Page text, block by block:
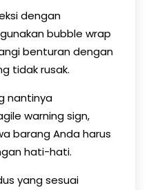
dengan
bubble wrap
benturan dengan
tidak rusak.
nantinya
warning sign,
barang Anda harus
hati-hati.
yang sesuai